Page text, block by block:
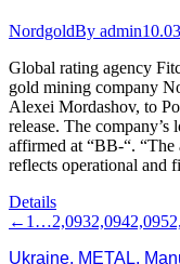
NordgoldBy admin
Global rating agency
gold mining company
Alexei Mordashov, to
release. The company’s
affirmed at “BB-“. “The
reflects operational and
Details
← 1 …2,0932,0942,095
Ukraine. METAL.